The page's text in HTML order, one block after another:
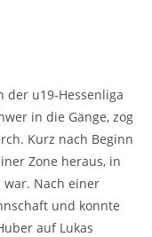
der u19-Hessenliga
in die Gänge, zog
Kurz nach Beginn
Zone heraus, in
Nach einer
und konnte
auf Lukas